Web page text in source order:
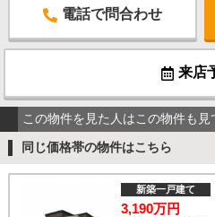
電話で問合わせ
来店
この物件を見た人はこの物件も見
同じ価格帯の物件はこちら
新築一戸建て
3,190万円